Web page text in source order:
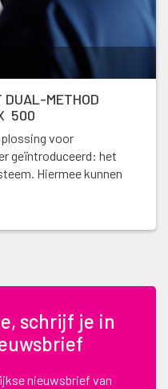
DUAL-METHOD
500
voor
geïntroduceerd: het
Hiermee kunnen
schrijf je in
nieuwsbrief van